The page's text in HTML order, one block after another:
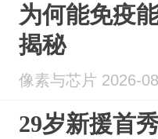
为何能免疫
揭秘
像素与芯片 2026-
29岁新援首